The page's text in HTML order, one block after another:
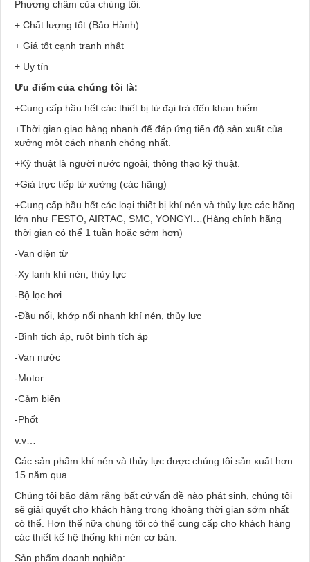
Phương châm của chúng tôi:
+ Chất lượng tốt (Bảo Hành)
+ Giá tốt cạnh tranh nhất
+ Uy tín
Ưu điểm của chúng tôi là:
+Cung cấp hầu hết các thiết bị từ đại trà đến khan hiếm.
+Thời gian giao hàng nhanh để đáp ứng tiến độ sản xuất của
xưởng một cách nhanh chóng nhất.
+Kỹ thuật là người nước ngoài, thông thạo kỹ thuật.
+Giá trực tiếp từ xưởng (các hãng)
+Cung cấp hầu hết các loại thiết bị khí nén và thủy lực các hãng
lớn như FESTO, AIRTAC, SMC, YONGYI…(Hàng chính hãng
thời gian có thể 1 tuần hoặc sớm hơn)
-Van điện từ
-Xy lanh khí nén, thủy lực
-Bộ lọc hơi
-Đầu nối, khớp nối nhanh khí nén, thủy lực
-Bình tích áp, ruột bình tích áp
-Van nước
-Motor
-Cảm biến
-Phốt
v.v…
Các sản phẩm khí nén và thủy lực được chúng tôi sản xuất hơn
15 năm qua.
Chúng tôi bảo đảm rằng bất cứ vấn đề nào phát sinh, chúng tôi
sẽ giải quyết cho khách hàng trong khoảng thời gian sớm nhất
có thể. Hơn thế nữa chúng tôi có thể cung cấp cho khách hàng
các thiết kế hệ thống khí nén cơ bản.
Sản phẩm doanh nghiệp: